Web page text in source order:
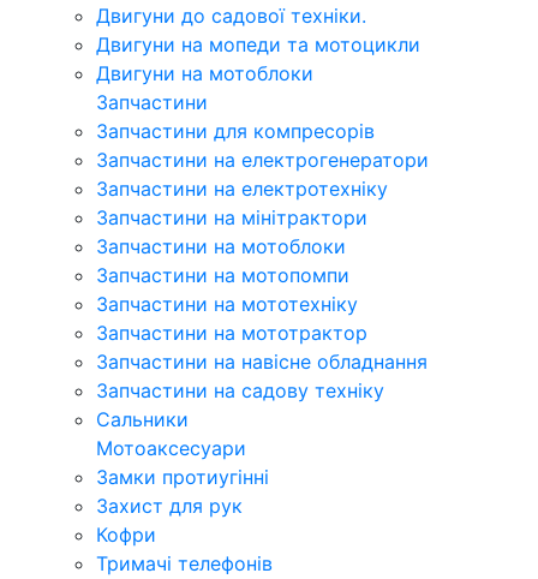
Двигуни до садової техніки.
Двигуни на мопеди та мотоцикли
Двигуни на мотоблоки
Запчастини
Запчастини для компресорів
Запчастини на електрогенератори
Запчастини на електротехніку
Запчастини на мінітрактори
Запчастини на мотоблоки
Запчастини на мотопомпи
Запчастини на мототехніку
Запчастини на мототрактор
Запчастини на навісне обладнання
Запчастини на садову техніку
Сальники
Мотоаксесуари
Замки протиугінні
Захист для рук
Кофри
Тримачі телефонів